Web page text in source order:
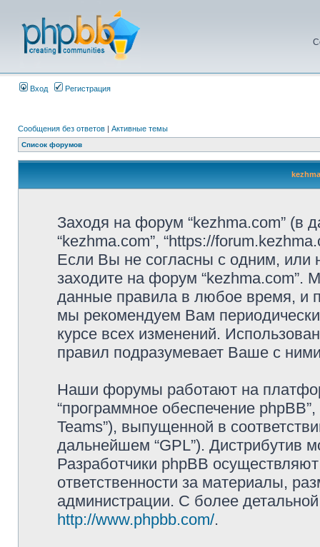
Вход Регистрация
Сообщения без ответов | Активные темы
Список форумов
Заходя на форум “kezhma.com”
“kezhma.com”, “https://
Если Вы не согласны с одним, или
заходите на форум “kezhma.com”.
данные правила в любое время, и
мы рекомендуем Вам
курсе всех изменений.
правил подразумевает Ваше с
Наши форумы работают на
“программное обеспечение
Teams”), выпущенной в
дальнейшем “GPL”). Дистрибутив
Разработчики phpBB
ответственности за материалы,
администрации. С более
http://www.phpbb.com/.